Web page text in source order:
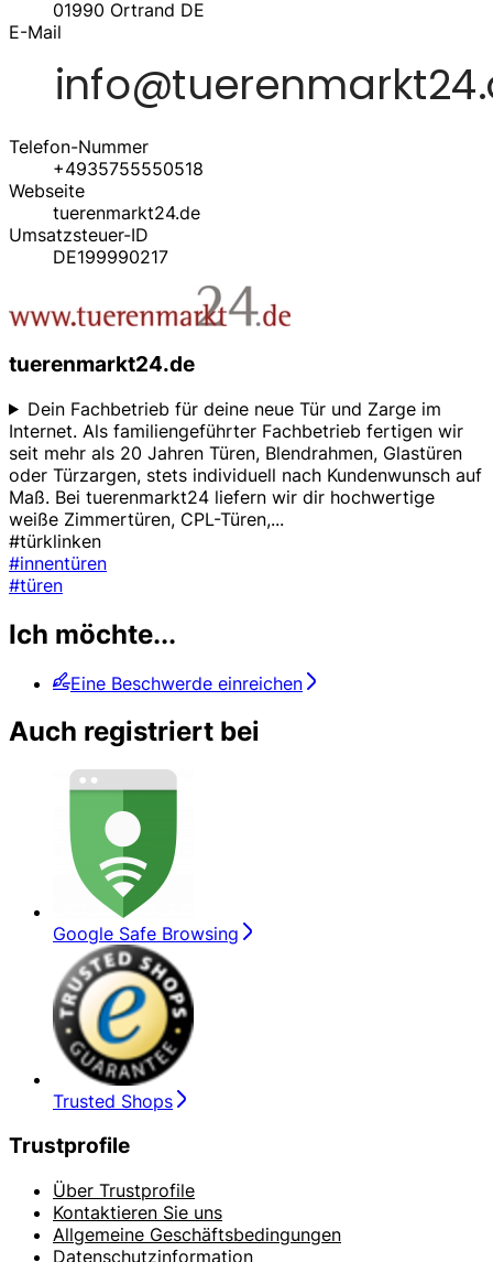
01990 Ortrand DE
E-Mail
Telefon-Nummer
+4935755550518
Webseite
tuerenmarkt24.de
Umsatzsteuer-ID
DE199990217
tuerenmarkt24.de
Dein Fachbetrieb für deine neue Tür und Zarge im
Internet. Als familiengeführter Fachbetrieb fertigen wir
seit mehr als 20 Jahren Türen, Blendrahmen, Glastüren
oder Türzargen, stets individuell nach Kundenwunsch auf
Maß. Bei tuerenmarkt24 liefern wir dir hochwertige
weiße Zimmertüren, CPL-Türen,...
#türklinken
#innentüren
#türen
Ich möchte...
Eine Beschwerde einreichen
Auch registriert bei
Google Safe Browsing
Trusted Shops
Trustprofile
Über Trustprofile
Kontaktieren Sie uns
Allgemeine Geschäftsbedingungen
Datenschutzinformation